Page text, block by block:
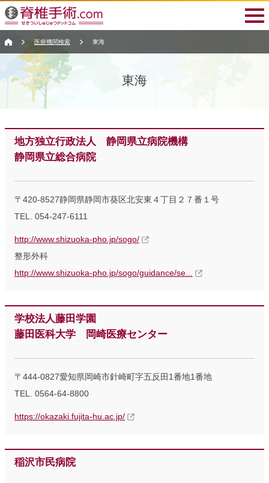
医療機関検索 東海
東海
地方独立行政法人 静岡県立病院機構
静岡県立総合病院
〒420-8527静岡県静岡市葵区北安東４丁目２７番１号
TEL. 054-247-6111
http://www.shizuoka-pho.jp/sogo/
整形外科
http://www.shizuoka-pho.jp/sogo/guidance/se...
学校法人藤田学園
藤田医科大学 岡崎医療センター
〒444-0827愛知県岡崎市針崎町字五反田1番地1番地
TEL. 0564-64-8800
https://okazaki.fujita-hu.ac.jp/
稲沢市民病院